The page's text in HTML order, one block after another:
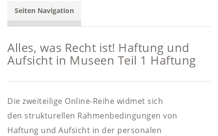
Seiten Navigation
Alles, was Recht ist! Haftung und
Aufsicht in Museen Teil 1 Haftung
Die zweiteilige Online-Reihe widmet sich
den strukturellen Rahmenbedingungen von
Haftung und Aufsicht in der personalen